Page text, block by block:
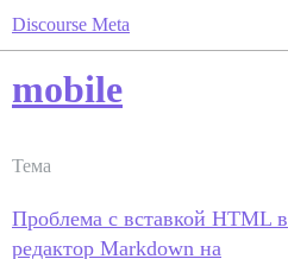
Discourse Meta
mobile
Тема
Проблема с вставкой HTML в
редактор Markdown на